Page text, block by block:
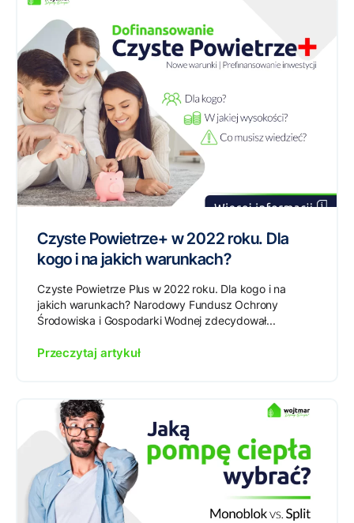
Czyste Powietrze+ w 2022 roku. Dla
kogo i na jakich warunkach?
Czyste Powietrze Plus w 2022 roku. Dla kogo i na
jakich warunkach? Narodowy Fundusz Ochrony
Środowiska i Gospodarki Wodnej zdecydował...
Przeczytaj artykuł